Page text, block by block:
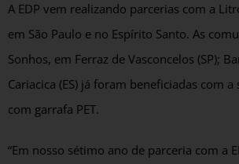
A EDP vem realizando parcerias com a
em São Paulo e no Espírito Santo. As
Sonhos, em Ferraz de Vasconcelos (SP);
Cariacica (ES) já foram beneficiadas com
com garrafa PET.
“Em nosso sétimo ano de parceria com